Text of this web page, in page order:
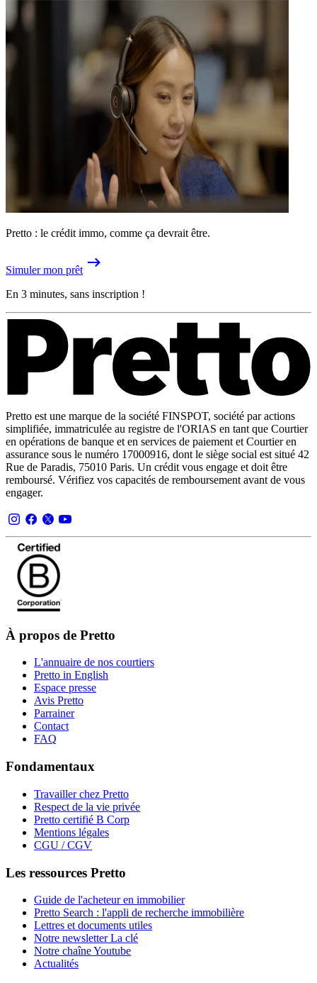
Pretto : le crédit immo, comme ça devrait être.
Simuler mon prêt
En 3 minutes, sans inscription !
Pretto est une marque de la société FINSPOT, société par actions
simplifiée, immatriculée au registre de l'ORIAS en tant que Courtier
en opérations de banque et en services de paiement et Courtier en
assurance sous le numéro 17000916, dont le siège social est situé 42
Rue de Paradis, 75010 Paris. Un crédit vous engage et doit être
remboursé. Vérifiez vos capacités de remboursement avant de vous
engager.
À propos de Pretto
L'annuaire de nos courtiers
Pretto in English
Espace presse
Avis Pretto
Parrainer
Contact
FAQ
Fondamentaux
Travailler chez Pretto
Respect de la vie privée
Pretto certifié B Corp
Mentions légales
CGU / CGV
Les ressources Pretto
Guide de l'acheteur en immobilier
Pretto Search : l'appli de recherche immobilière
Lettres et documents utiles
Notre newsletter La clé
Notre chaîne Youtube
Actualités